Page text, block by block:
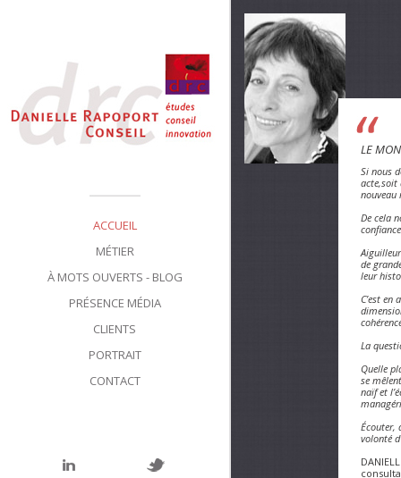
ACCUEIL
MÉTIER
À MOTS OUVERTS - BLOG
PRÉSENCE MÉDIA
CLIENTS
PORTRAIT
CONTACT
LE
Si nous
acte,soit
nouveau
De cela
de
leur
C’est
La
Quelle
se
naïf et
Écouter,
volonté